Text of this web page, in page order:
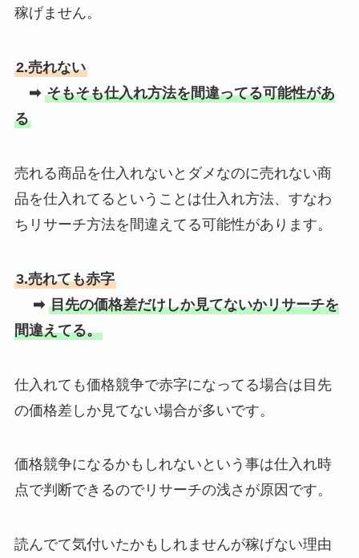
稼げません。
2.売れない
➡ そもそも仕入れ方法を間違ってる可能性があ
る
売れる商品を仕入れないとダメなのに売れない商
品を仕入れてるということは仕入れ方法、すなわ
ちリサーチ方法を間違えてる可能性があります。
3.売れても赤字
➡ 目先の価格差だけしか見てないかリサーチを
間違えてる。
仕入れても価格競争で赤字になってる場合は目先
の価格差しか見てない場合が多いです。
価格競争になるかもしれないという事は仕入れ時
点で判断できるのでリサーチの浅さが原因です。
読んでて気付いたかもしれませんが稼げない理由